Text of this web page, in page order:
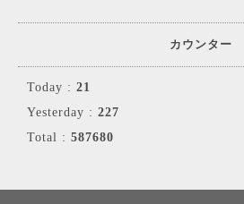
カウンター
Today : 21
Yesterday : 227
Total : 587680